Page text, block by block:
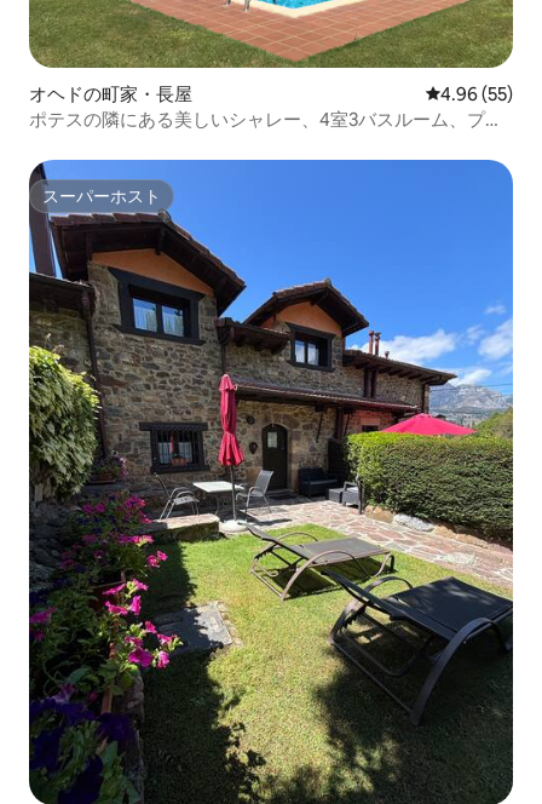
オヘドの町家・長屋 レビュー55
4.96 (55)
ポテスの隣にある美しいシャレー、4室3バスルーム、プー
スーパーホスト
スーパーホスト